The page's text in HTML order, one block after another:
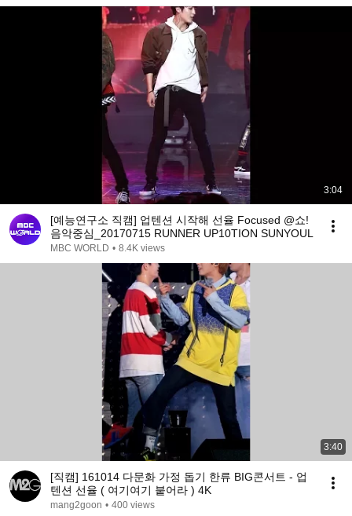
3:04
[예능연구소 직캠] 업텐션 시작해 선율 Focused @쇼!
음악중심_20170715 RUNNER UP10TION SUNYOUL
MBC WORLD • 8.4K views
3:40
[직캠] 161014 다문화 가정 돕기 한류 BIG콘서트 - 업
텐션 선율 ( 여기여기 붙어라 ) 4K
mang2goon • 400 views